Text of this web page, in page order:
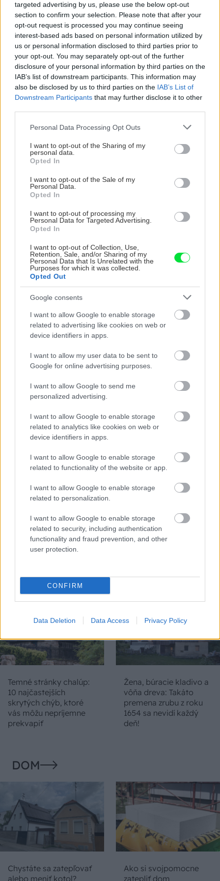
targeted advertising by us, please use the below opt-out
section to confirm your selection. Please note that after your
opt-out request is processed you may continue seeing
interest-based ads based on personal information utilized by
us or personal information disclosed to third parties prior to
your opt-out. You may separately opt-out of the further
disclosure of your personal information by third parties on the
IAB’s list of downstream participants. This information may
also be disclosed by us to third parties on the IAB’s List of
Downstream Participants that may further disclose it to other
Please note that this website/app uses one or more Google
not limited to your visit or usage behaviour. You may click to
grant or deny consent to Google and its third-party tags to
use your data for below specified purposes in below Google
consent section.
Personal Data Processing Opt Outs
I want to opt-out of the Sharing of my
personal data.
Opted In
I want to opt-out of the Sale of my
Personal Data.
Opted In
I want to opt-out of processing my
Personal Data for Targeted Advertising.
Opted In
I want to opt-out of Collection, Use,
Retention, Sale, and/or Sharing of my
Personal Data that Is Unrelated with the
Purposes for which it was collected.
Opted Out
Google consents
I want to allow Google to enable storage
related to advertising like cookies on web or
device identifiers in apps.
I want to allow my user data to be sent to
Google for online advertising purposes.
I want to allow Google to send me
personalized advertising.
I want to allow Google to enable storage
related to analytics like cookies on web or
device identifiers in apps.
I want to allow Google to enable storage
related to functionality of the website or app.
I want to allow Google to enable storage
related to personalization.
I want to allow Google to enable storage
related to security, including authentication
functionality and fraud prevention, and other
user protection.
CONFIRM
Data Deletion Data Access Privacy Policy
Viete, kedy použiť akú maltu? Spoznajte rozdiely, ktoré
vám ušetria čas v stavebninách aj pri práci
z VŠ? Dnešné rychlotvrdnuce malty - pevnosť 40 Mpa a
doba schnutia tak 15 minut , k tomu vodotesné s
kryštálikou. A rozdiel - schnutie a zretie. Nič?
Záhradné ležadlá v obchodoch sú predražené. Toto si
vyrobíte pod 140 eur a je oveľa pohodlnejšie!
Žiadne čapovanie alebo zadlabávanie, všetko len na
čínske skrutky. Alternatíva slovenskej IKEI - čo sa týka
pevnosti. Autor si nedal veľa námahy s remeselným
spracovaním, škoda. No lepšie než ten odpad z DTD
predávaný v Kauflande alebo Lídli.
ZÁHRADA
5 trvaliek s
panašovanými listami,
ktoré dodajú vášmu
záhonu celosezónny
vysaďte na miesta, na
levanduľa! 7 fialových
krások, ktoré rozžiaria
ochabnuté izbové
rastliny? Pravda vás
CHALUPA
Na Morave prerobila
starú chalupu na
nepoznanie: Keď
vojdete dnu, zabudnete,
S motorovou pílou sa
dokáže aj podpísať.
Slovák sa nebál a v
duchu tradícií
Temné stránky chalúp:
10 najčastejších
skrytých chýb, ktoré
vás môžu nepríjemne
prekvapiť
Žena, búracie kladivo a
vôňa dreva: Takáto
premena zrubu z roku
1654 sa nevidí každý
deň!
DOM
Chystáte sa zatepľovať
alebo meniť kotol?
Ako si svojpomocne
zatepliť dom